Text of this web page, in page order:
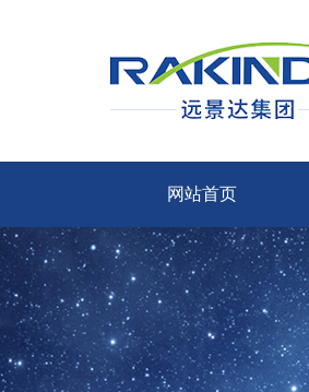
网站首页